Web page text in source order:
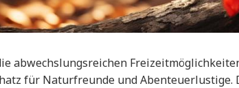
abwechslungsreichen
für Naturfreunde und Abenteuerlustige.